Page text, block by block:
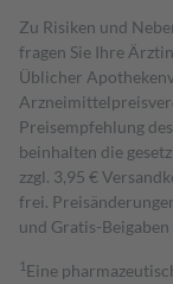
Zu Risiken und
fragen Sie Ihre
Üblicher
Preisempfehlung
beinhalten die
zzgl. 3,95 €
frei.
und Gratis-
1 Eine